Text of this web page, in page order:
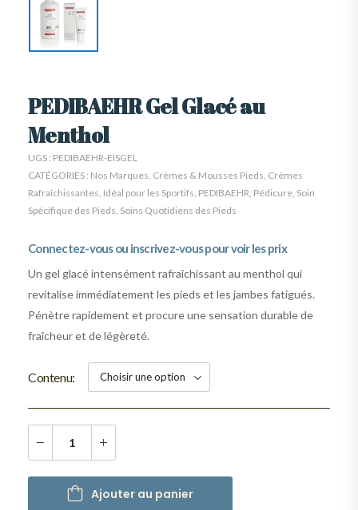
PEDIBAEHR Gel Glacé au
Menthol
UGS : PEDIBAEHR-EISGEL
CATÉGORIES : Nos Marques Crèmes & Mousses Pieds Crèmes
Rafraîchissantes Idéal pour les Sportifs PEDIBAEHR Pédicure Soin
Spécifique des Pieds Soins Quotidiens des Pieds
Connectez-vous ou inscrivez-vous pour voir les prix
Un gel glacé intensément rafraîchissant au menthol qui
revitalise immédiatement les pieds et les jambes fatigués.
Pénètre rapidement et procure une sensation durable de
fraîcheur et de légèreté.
Contenu
Ajouter au panier